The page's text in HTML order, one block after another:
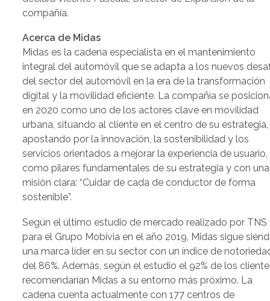
compañía.
Acerca de Midas
Midas es la cadena especialista en el mantenimiento
integral del automóvil que se adapta a los nuevos
del sector del automóvil en la era de la transformación
digital y la movilidad eficiente. La compañía se
en 2020 como uno de los actores clave en movilidad
urbana, situando al cliente en el centro de su estrategia,
apostando por la innovación, la sostenibilidad y los
servicios orientados a mejorar la experiencia de usuario,
como pilares fundamentales de su estrategia y con una
misión clara: “Cuidar de cada de conductor de forma
sostenible”.
Según el último estudio de mercado realizado por TNS
para el Grupo Mobivia en el año 2019, Midas sigue
una marca líder en su sector con un índice de
del 86%. Además, según el estudio el 92% de los
recomendarían Midas a su entorno más próximo. La
cadena cuenta actualmente con 177 centros de